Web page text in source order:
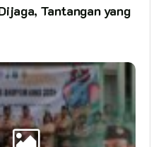
Tantangan yang